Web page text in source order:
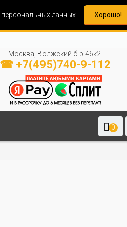
данных. Хорошо!
Москва, Волжский б-р 46к2
☎ +7(495)740-9-112
0